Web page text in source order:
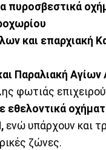
πυροσβεστικά
και επαρχιακή
Παραλιακή
φωτιάς
ενώ υπάρχουν και
ζώνες.